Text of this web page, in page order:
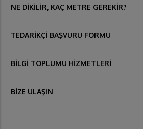
NE DİKİLİR, KAÇ METRE GEREKİR?
TEDARİKÇİ BAŞVURU FORMU
BİLGİ TOPLUMU HİZMETLERİ
BİZE ULAŞIN